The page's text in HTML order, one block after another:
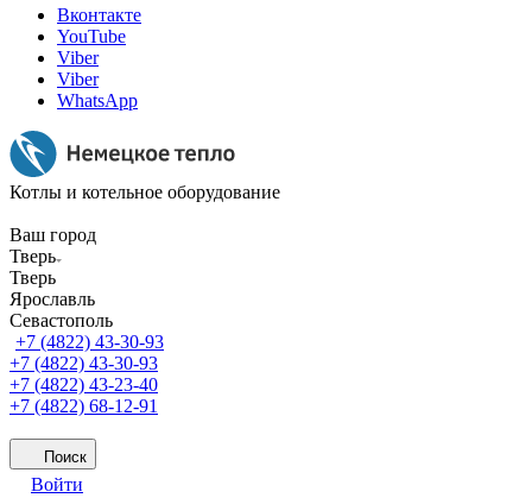
Вконтакте
YouTube
Viber
Viber
WhatsApp
Котлы и котельное оборудование
Ваш город
Тверь
Тверь
Ярославль
Севастополь
+7 (4822) 43-30-93
+7 (4822) 43-30-93
+7 (4822) 43-23-40
+7 (4822) 68-12-91
Поиск
Войти